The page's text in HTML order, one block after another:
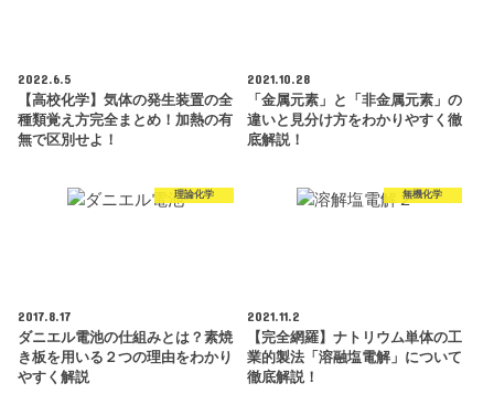
2022.6.5
【高校化学】気体の発生装置の全
種類覚え方完全まとめ！加熱の有
無で区別せよ！
2021.10.28
「金属元素」と「非金属元素」の
違いと見分け方をわかりやすく徹
底解説！
理論化学
2017.8.17
ダニエル電池の仕組みとは？素焼
き板を用いる２つの理由をわかり
やすく解説
無機化学
2021.11.2
【完全網羅】ナトリウム単体の工
業的製法「溶融塩電解」について
徹底解説！